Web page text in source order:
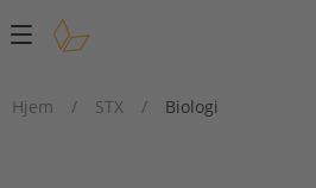
Main
Hjem
/ STX / Biologi